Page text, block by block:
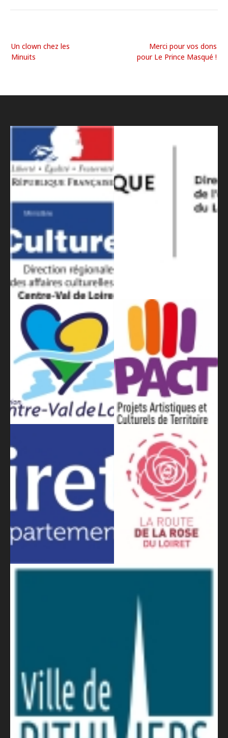
Merci pour vos dons
pour Le Prince Masqué !
Un clown chez les
Minuits